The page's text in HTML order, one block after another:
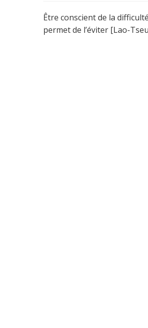
Être conscient de la difficulté
permet de l’éviter [Lao-